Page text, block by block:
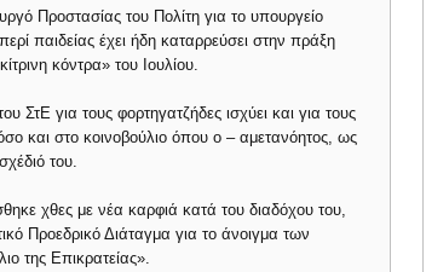
Προστασίας του Πολίτη για το υπουργείο
παιδείας έχει ήδη καταρρεύσει στην πράξη
κόντρα» του Ιουλίου.
για τους φορτηγατζήδες ισχύει και για τους
και στο κοινοβούλιο όπου ο – αμετανόητος, ως
του.
χθες με νέα καρφιά κατά του διαδόχου του,
Προεδρικό Διάταγμα για το άνοιγμα των
της Επικρατείας».